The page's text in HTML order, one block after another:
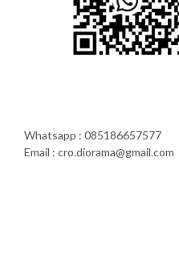
Whatsapp : 085186657577
Email : cro.diorama@gmail.com